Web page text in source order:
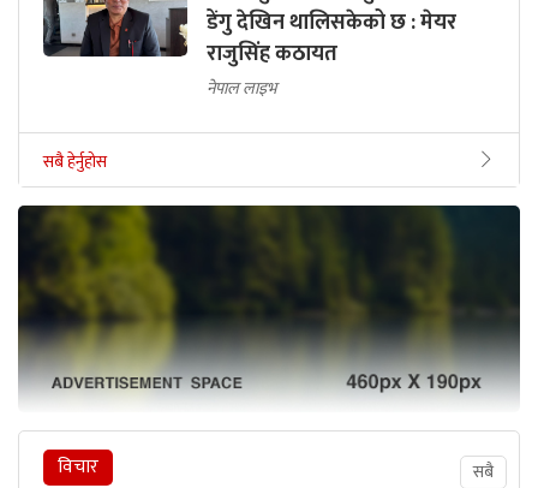
डेंगु देखिन थालिसकेको छ : मेयर
राजुसिंह कठायत
नेपाल लाइभ
सबै हेर्नुहोस
विचार सबै